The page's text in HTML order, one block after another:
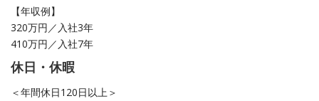
【年収例】
320万円／入社3年
410万円／入社7年
休日・休暇
＜年間休日120日以上＞